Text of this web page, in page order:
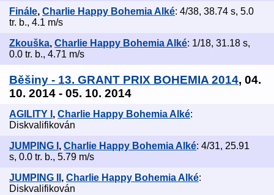
Finále, Charlie Happy Bohemia Alké: 4/38, 38.74 s, 5.0
tr. b., 4.1 m/s
Zkouška, Charlie Happy Bohemia Alké: 1/18, 31.18 s,
0.0 tr. b., 4.71 m/s
Běšiny - 13. GRANT PRIX BOHEMIA 2014, 04.
10. 2014 - 05. 10. 2014
AGILITY I , Charlie Happy Bohemia Alké:
Diskvalifikován
JUMPING I , Charlie Happy Bohemia Alké: 4/31, 25.91
s, 0.0 tr. b., 5.79 m/s
JUMPING II , Charlie Happy Bohemia Alké:
Diskvalifikován